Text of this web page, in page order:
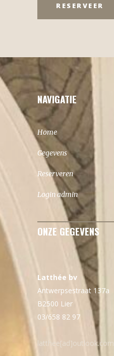
NAVIGATIE
Home
Gegevens
Reserveren
Login admin
ONZE GEGEVENS
Latthée bv
Antwerpsestraat 137a
B2500 Lier
03/658 82 97
latthee[ad]outlook.com